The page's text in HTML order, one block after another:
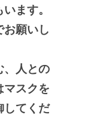
ます。
お願いし
、人との
マスクを
してくだ